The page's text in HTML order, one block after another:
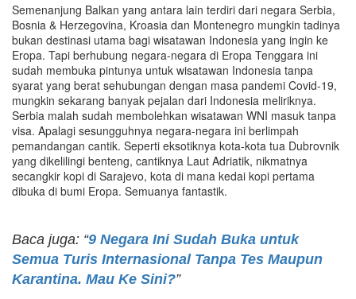
Semenanjung Balkan yang antara lain terdiri dari negara Serbia,
Bosnia & Herzegovina, Kroasia dan Montenegro mungkin tadinya
bukan destinasi utama bagi wisatawan Indonesia yang ingin ke
Eropa. Tapi berhubung negara-negara di Eropa Tenggara ini
sudah membuka pintunya untuk wisatawan Indonesia tanpa
syarat yang berat sehubungan dengan masa pandemi Covid-19,
mungkin sekarang banyak pejalan dari Indonesia meliriknya.
Serbia malah sudah membolehkan wisatawan WNI masuk tanpa
visa. Apalagi sesungguhnya negara-negara ini berlimpah
pemandangan cantik. Seperti eksotiknya kota-kota tua Dubrovnik
yang dikelilingi benteng, cantiknya Laut Adriatik, nikmatnya
secangkir kopi di Sarajevo, kota di mana kedai kopi pertama
dibuka di bumi Eropa. Semuanya fantastik.
Baca juga: “9 Negara Ini Sudah Buka untuk
Semua Turis Internasional Tanpa Tes Maupun
Karantina. Mau Ke Sini?”